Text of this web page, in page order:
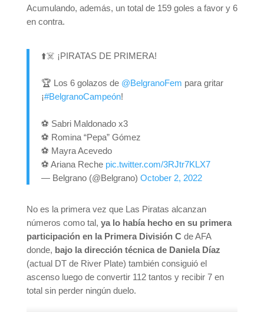
Acumulando, además, un total de 159 goles a favor y 6
en contra.
⬆️☠️ ¡PIRATAS DE PRIMERA!
🏆 Los 6 golazos de @BelgranoFem para gritar
¡#BelgranoCampeón!
⚽️ Sabri Maldonado x3
⚽️ Romina “Pepa” Gómez
⚽️ Mayra Acevedo
⚽️ Ariana Reche pic.twitter.com/3RJtr7KLX7
— Belgrano (@Belgrano) October 2, 2022
No es la primera vez que Las Piratas alcanzan
números como tal, ya lo había hecho en su primera
participación en la Primera División C de AFA
donde, bajo la dirección técnica de Daniela Díaz
(actual DT de River Plate) también consiguió el
ascenso luego de convertir 112 tantos y recibir 7 en
total sin perder ningún duelo.